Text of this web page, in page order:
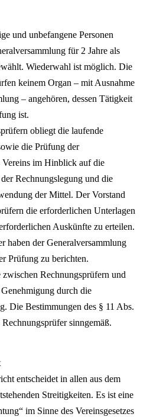
und unbefangene Personen
für 2 Jahre als
Wiederwahl ist möglich. Die
keinem Organ – mit Ausnahme
– angehören, dessen Tätigkeit
ist.
obliegt die laufende
die Prüfung der
Vereins im Hinblick auf die
Rechnungslegung und die
der Mittel. Der Vorstand
die erforderlichen Unterlagen
Auskünfte zu erteilen.
haben der Generalversammlung
Prüfung zu berichten.
Rechnungsprüfern und
durch die
Die Bestimmungen des § 11 Abs.
sinngemäß.
entscheidet in allen aus dem
Streitigkeiten. Es ist eine
im Sinne des Vereinsgesetzes